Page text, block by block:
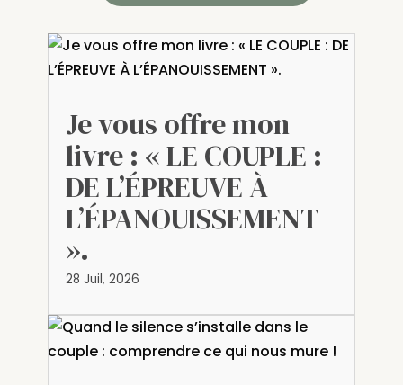
Je vous offre mon
livre : « LE COUPLE :
DE L’ÉPREUVE À
L’ÉPANOUISSEMENT
».
28 Juil, 2026